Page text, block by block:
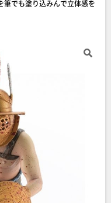
筆でも塗り込みんで立体感を